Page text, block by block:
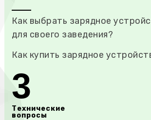
Как выбрать зарядное
для своего заведения?
Как купить зарядное
3
Технические
вопросы